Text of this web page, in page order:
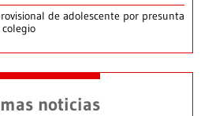
de adolescente por presunta
noticias